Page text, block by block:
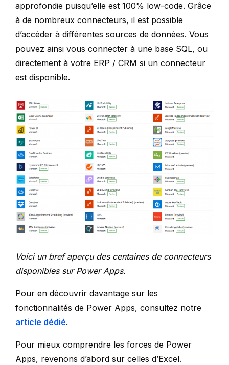
approfondie puisqu’elle est 100% low-code. Grâce
à de nombreux connecteurs, il est possible
d’accéder à différentes sources de données. Vous
pouvez ainsi vous connecter à une base SQL, ou
directement à votre ERP / CRM si un connecteur
est disponible.
Voici un bref aperçu des centaines de connecteurs
disponibles sur Power Apps.
Pour en découvrir davantage sur les
fonctionnalités de Power Apps, consultez notre
article dédié.
Pour mieux comprendre les forces de Power
Apps, revenons d’abord sur celles d’Excel.